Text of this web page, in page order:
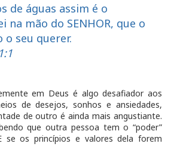
de águas assim é o
na mão do SENHOR, que o
o seu querer.
em Deus é algo desafiador aos
de desejos, sonhos e ansiedades,
de outro é ainda mais angustiante.
que outra pessoa tem o “poder”
se os princípios e valores dela forem